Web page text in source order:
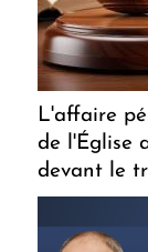
L'affaire
de l'Église
devant le